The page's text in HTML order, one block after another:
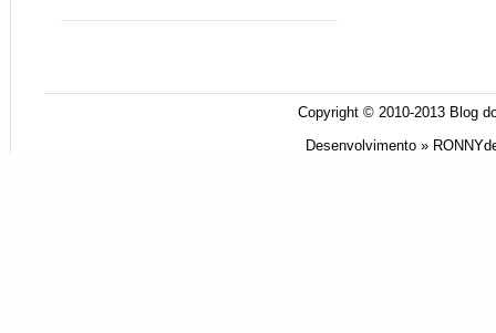
Copyright © 2010-2013 Blog
Desenvolvimento »